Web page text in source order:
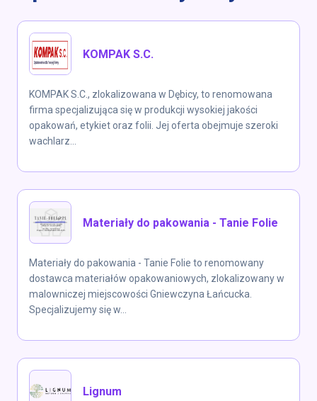
KOMPAK S.C.
KOMPAK S.C., zlokalizowana w Dębicy, to renomowana
firma specjalizująca się w produkcji wysokiej jakości
opakowań, etykiet oraz folii. Jej oferta obejmuje szeroki
wachlarz...
Materiały do pakowania - Tanie Folie
Materiały do pakowania - Tanie Folie to renomowany
dostawca materiałów opakowaniowych, zlokalizowany w
malowniczej miejscowości Gniewczyna Łańcucka.
Specjalizujemy się w...
Lignum